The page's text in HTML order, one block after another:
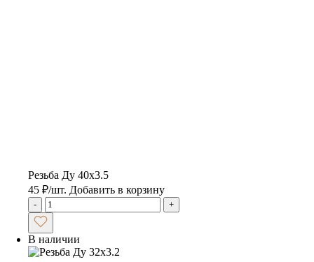
Резьба Ду 40х3.5
45 ₽/шт. Добавить в корзину
- +
В наличии